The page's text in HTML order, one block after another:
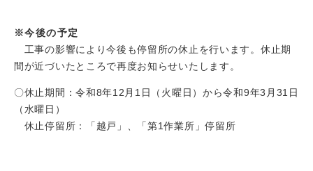
※今後の予定
工事の影響により今後も停留所の休止を行います。休止期
間が近づいたところで再度お知らせいたします。
〇休止期間：令和8年12月1日（火曜日）から令和9年3月31日
（水曜日）
休止停留所：「越戸」、「第1作業所」停留所